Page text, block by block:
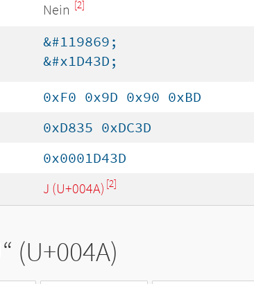
Nein [2]
&#119869;
&#x1D43D;
0xF0 0x9D 0x90 0xBD
0xD835 0xDC3D
0x0001D43D
J (U+004A) [2]
“ (U+004A)